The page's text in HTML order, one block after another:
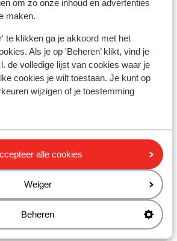
om zo onze inhoud en advertenties
maken.
te klikken ga je akkoord met het
Als je op 'Beheren’ klikt, vind je
de volledige lijst van cookies waar je
cookies je wilt toestaan. Je kunt op
wijzigen of je toestemming
alle cookies
Weiger
Beheren
Unique